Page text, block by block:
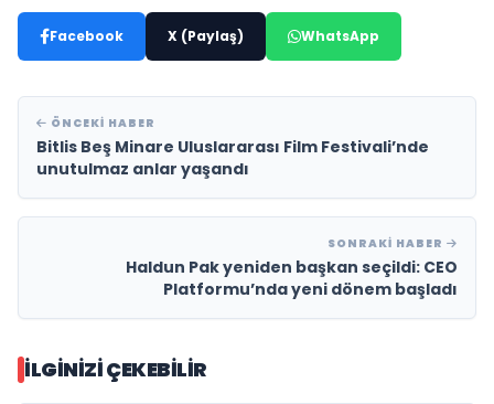
Facebook X (Paylaş) WhatsApp
ÖNCEKI HABER
Bitlis Beş Minare Uluslararası Film Festivali’nde
unutulmaz anlar yaşandı
SONRAKI HABER
Haldun Pak yeniden başkan seçildi: CEO
Platformu’nda yeni dönem başladı
İLGINIZI ÇEKEBILIR